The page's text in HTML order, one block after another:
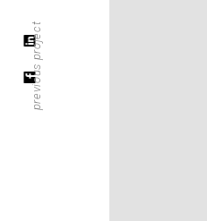
previous project